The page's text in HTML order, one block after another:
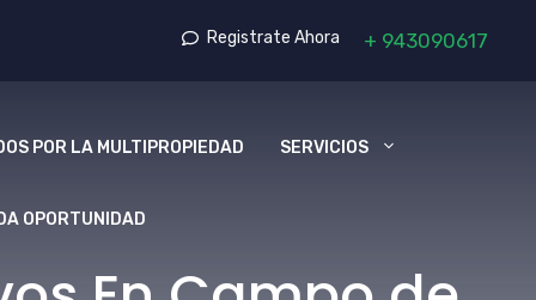
Registrate Ahora + 943090617
POR LA MULTIPROPIEDAD SERVICIOS
OPORTUNIDAD